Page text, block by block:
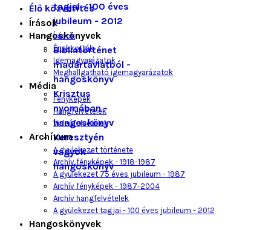
tagjai - 100 éves
jubileum - 2012
Hangoskönyvek
Bibliatörténet
madártávlatból -
hangoskönyv
Krisztus
nyomában -
hangoskönyv
Keresztyén
vagyok -
hangoskönyv
Élő közvetítés
Írások
Írások
Énekkották
Igemagyarázatok
Meghallgatható igemagyarázatok
Média
Fényképek
Hangfelvételek
Videófelvételek
Archívum
A gyülekezet története
Archív fényképek - 1918-1987
A gyülekezet 75 éves jubileum - 1987
Archív fényképek - 1987-2004
Archív hangfelvételek
A gyülekezet tagjai - 100 éves jubileum - 2012
Hangoskönyvek